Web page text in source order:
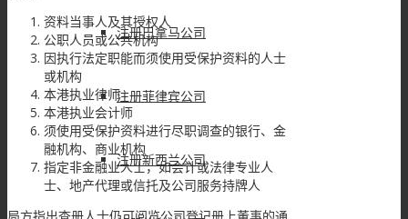
注册巴拿马公司
注册菲律宾公司
注册新西兰公司
资料当事人及其授权人
公职人员或公共机构
因执行法定职能而须使用受保护资料的人士
或机构
本港执业律师
本港执业会计师
须使用受保护资料进行尽职调查的银行、金
融机构、商业机构
指定非金融业人士，如会计或法律专业人
士、地产代理或信托及公司服务持牌人
局方指出查册人士仍可阅览公司登记册上董事的通